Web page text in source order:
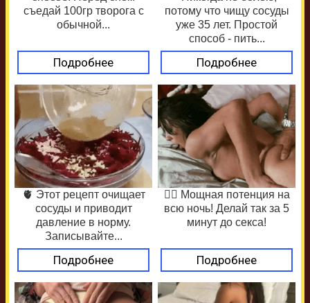
съедай 100гр творога с
обычной...
Подробнее
потому что чищу сосуды
уже 35 лет. Простой
способ - пить...
Подробнее
🫀 Этот рецепт очищает
сосуды и приводит
давление в норму.
Записывайте...
Подробнее
❤️‍🔥 Мощная потенция на
всю ночь! Делай так за 5
минут до секса!
Подробнее